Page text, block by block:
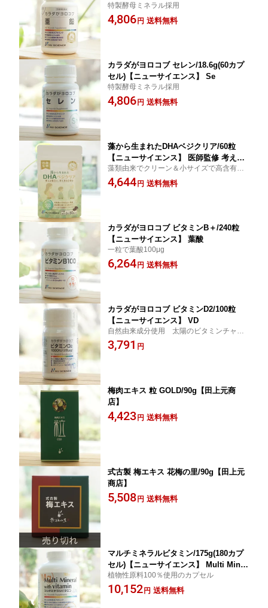
いろ6月新商品】
特製酵母ミネラル採用
4,806 円 送料無料
カラダがヨロコブ セレン/18.6g(60カプ
セル)【ニューサイエンス】 Se
特製酵母ミネラル採用
4,806 円 送料無料
藻から生まれたDHAベジクリア/60粒
【ニューサイエンス】 医師監修 考える
毎日に、冴えある日常を 1粒にDHAがた
っぷり300mg 妊娠期の栄養設計に配慮
藻類由来でクリーン＆小サイズで高含有。
令和時代「DHA（オメガ3）」サプリメン
トの新定番の完成です。
4,644 円 送料無料
カラダがヨロコブ ビタミンB＋/240粒
【ニューサイエンス】 葉酸
一粒で葉酸100μg
6,264 円 送料無料
カラダがヨロコブ ビタミンD2/100粒
【ニューサイエンス】 VD
自然由来成分使用 太陽のビタミンチャー
ジ
3,791 円
梅肉エキス 粒 GOLD/90g【田上元商
店】
4,423 円 送料無料
式古製 梅エキス 花梅の里/90g【田上元
商店】
5,508 円 送料無料
マルチミネラルビタミン/175g(180カプ
セル)【ニューサイエンス】 Multi Miner
al with vitamin
植物性原料100％使用のカプセル
10,152 円 送料無料